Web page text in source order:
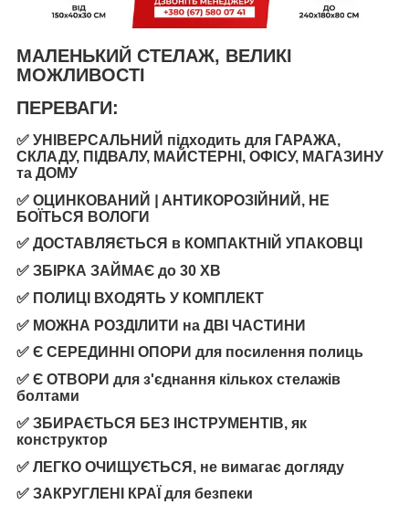
МАЛЕНЬКИЙ СТЕЛАЖ, ВЕЛИКІ
МОЖЛИВОСТІ
ПЕРЕВАГИ:
✅ УНІВЕРСАЛЬНИЙ підходить для ГАРАЖА,
СКЛАДУ, ПІДВАЛУ, МАЙСТЕРНІ , ОФІСУ, МАГАЗИНУ
та ДОМУ
✅ ОЦИНКОВАНИЙ АНТИКОРОЗІЙНИЙ , НЕ
БОЇТЬСЯ ВОЛОГИ
✅ ДОСТАВЛЯЄТЬСЯ в КОМПАКТНІЙ УПАКОВЦІ
✅ ЗБІРКА ЗАЙМАЄ до 30 ХВ
✅ ПОЛИЦІ ВХОДЯТЬ У КОМПЛЕКТ
✅ МОЖНА РОЗДІЛИТИ на ДВІ ЧАСТИНИ
✅ Є СЕРЕДИННІ ОПОРИ для посилення полиць
✅ Є ОТВОРИ для з'єднання кількох стелажів
болтами
✅ ЗБИРАЄТЬСЯ БЕЗ ІНСТРУМЕНТІВ, як
конструктор
✅ ЛЕГКО ОЧИЩУЄТЬСЯ , не вимагає догляду
✅ ЗАКРУГЛЕНІ КРАЇ для безпеки